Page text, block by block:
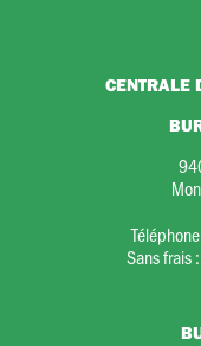
CENTRALE
Sans frais :